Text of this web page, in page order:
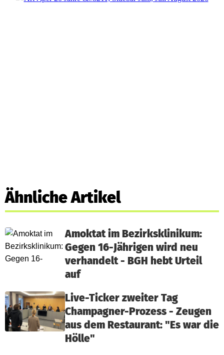
Ähnliche Artikel
Amoktat im Bezirksklinikum:
Gegen 16-Jährigen wird neu
verhandelt - BGH hebt Urteil
auf
Live-Ticker zweiter Tag
Champagner-Prozess - Zeugen
aus dem Restaurant: "Es war die
Hölle"